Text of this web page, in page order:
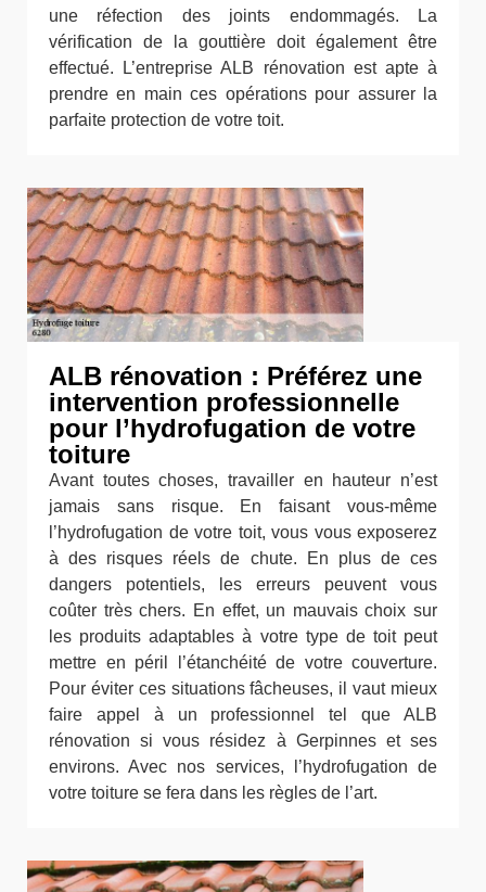
une réfection des joints endommagés. La
vérification de la gouttière doit également être
effectué. L’entreprise ALB rénovation est apte à
prendre en main ces opérations pour assurer la
parfaite protection de votre toit.
ALB rénovation : Préférez une
intervention professionnelle
pour l’hydrofugation de votre
toiture
Avant toutes choses, travailler en hauteur n’est
jamais sans risque. En faisant vous-même
l’hydrofugation de votre toit, vous vous exposerez
à des risques réels de chute. En plus de ces
dangers potentiels, les erreurs peuvent vous
coûter très chers. En effet, un mauvais choix sur
les produits adaptables à votre type de toit peut
mettre en péril l’étanchéité de votre couverture.
Pour éviter ces situations fâcheuses, il vaut mieux
faire appel à un professionnel tel que ALB
rénovation si vous résidez à Gerpinnes et ses
environs. Avec nos services, l’hydrofugation de
votre toiture se fera dans les règles de l’art.